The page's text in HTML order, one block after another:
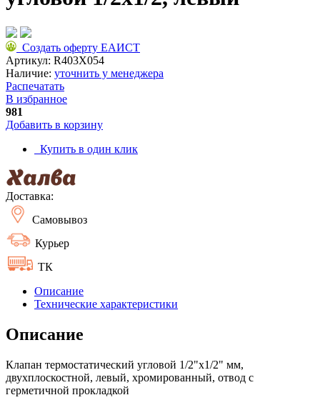
Создать оферту ЕАИСТ
Артикул: R403X054
Наличие: уточнить у менеджера
Распечатать
В избранное
981
Добавить в корзину
Купить в один клик
Доставка:
Самовывоз
Курьер
ТК
Описание
Технические характеристики
Описание
Клапан термостатический угловой 1/2"x1/2" мм,
двухплоскостной, левый, хромированный, отвод с
герметичной прокладкой